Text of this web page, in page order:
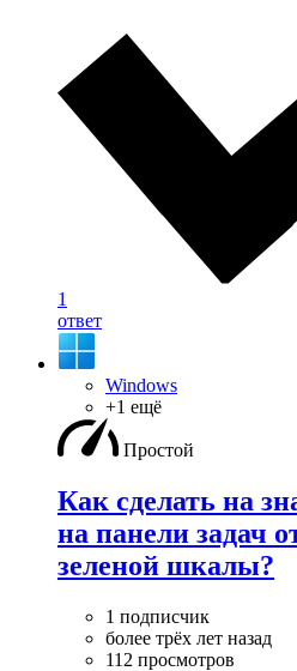
1
ответ
Windows
+1 ещё
Простой
Как сделать на
на панели задач
зеленой шкалы?
1 подписчик
более трёх лет назад
112 просмотров